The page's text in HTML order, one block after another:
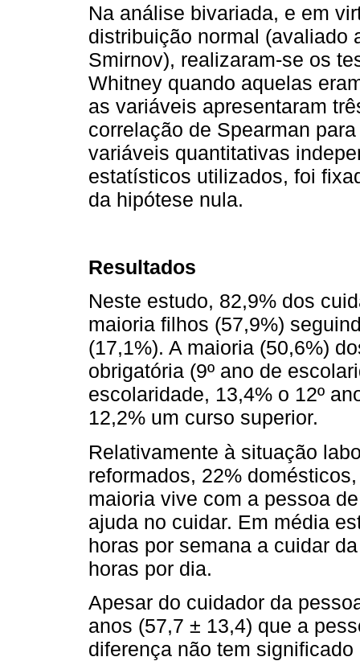
Na análise bivariada, e em
distribuição normal (avaliado
Smirnov), realizaram-se os
Whitney quando aquelas
as variáveis apresentaram
correlação de Spearman
variáveis quantitativas
estatísticos utilizados, foi
da hipótese nula.
Resultados
Neste estudo, 82,9% dos
maioria filhos (57,9%)
(17,1%). A maioria (50,6%)
obrigatória (9º ano de
escolaridade, 13,4% o 12º
12,2% um curso superior.
Relativamente à situação
reformados, 22%
maioria vive com a pessoa
ajuda no cuidar. Em média
horas por semana a cuidar
horas por dia.
Apesar do cuidador da
anos (57,7 ± 13,4) que a
diferença não tem